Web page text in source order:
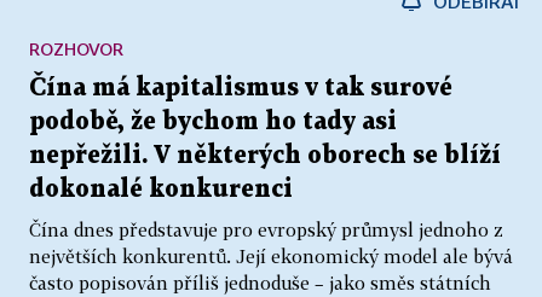
Čína má kapitalismus v tak surové
podobě, že bychom ho tady asi
nepřežili. V některých oborech se blíží
dokonalé konkurenci
Čína dnes představuje pro evropský průmysl jednoho z
největších konkurentů. Její ekonomický model ale bývá
často popisován příliš jednoduše – jako směs státních
ROZHOVOR